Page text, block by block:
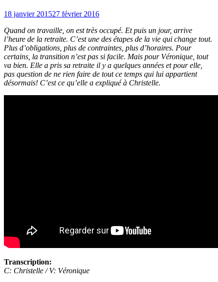
18 janvier 201527 février 2016
Quand on travaille, on est très occupé. Et puis un jour, arrive
l’heure de la retraite. C’est une des étapes de la vie qui change tout.
Plus d’obligations, plus de contraintes, plus d’horaires. Pour
certains, la transition n’est pas si facile. Mais pour Véronique, tout
va bien. Elle a pris sa retraite il y a quelques années et pour elle,
pas question de ne rien faire de tout ce temps qui lui appartient
désormais! C’est ce qu’elle a expliqué à Christelle.
Transcription:
C: Christelle / V: Véronique